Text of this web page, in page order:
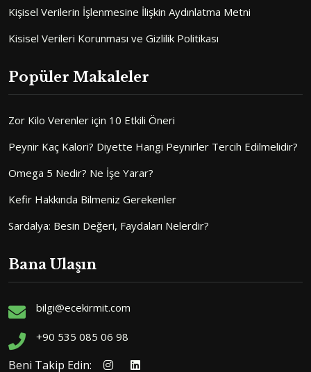
Kişisel Verilerin İşlenmesine İlişkin Aydınlatma Metni
Kisisel Verileri Korunması ve Gizlilik Politikası
Popüler Makaleler
Zor Kilo Verenler için 10 Etkili Öneri
Peynir Kaç Kalori? Diyette Hangi Peynirler Tercih Edilmelidir?
Omega 5 Nedir? Ne İşe Yarar?
Kefir Hakkında Bilmeniz Gerekenler
Sardalya: Besin Değeri, Faydaları Nelerdir?
Bana Ulaşın
bilgi@ecekirmit.com
+90 535 085 06 98
Beni Takip Edin: